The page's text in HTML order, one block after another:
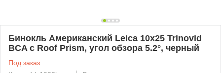
Бинокль Американский Leica 10x25 Trinovid
BCA с Roof Prism, угол обзора 5.2°, черный
Под заказ